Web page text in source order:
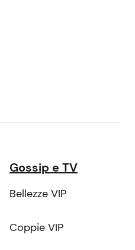
Gossip e TV
Bellezze VIP
Coppie VIP